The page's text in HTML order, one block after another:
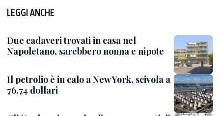
LEGGI ANCHE
Due cadaveri trovati in casa nel
Napoletano, sarebbero nonna e nipote
Il petrolio è in calo a New York, scivola a
76,74 dollari